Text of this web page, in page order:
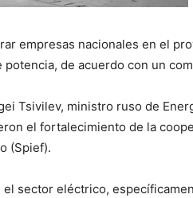
empresas nacionales en el
de acuerdo con un
Tsivilev, ministro ruso de
el fortalecimiento de la
(Spief).
sector eléctrico,